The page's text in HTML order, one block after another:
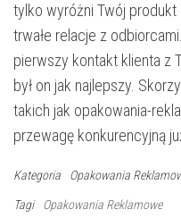
tylko wyróżni Twój produkt
trwałe relacje z
pierwszy kontakt klienta z
był on jak najlepszy.
takich jak opakowania-
przewagę konkurencyjną
Kategoria Opakowania
Tagi Opakowania Reklamowe